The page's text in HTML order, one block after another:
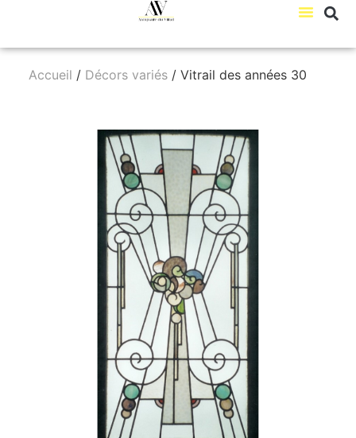
Accueil / Décors variés/ Vitrail des années 30